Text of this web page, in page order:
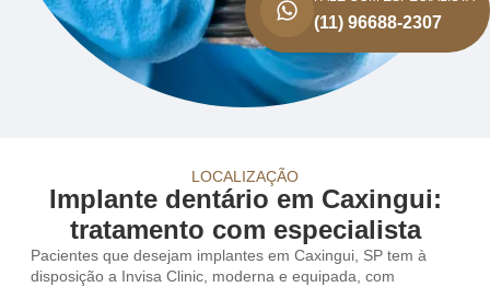
(11) 96688-2307
LOCALIZAÇÃO
Implante dentário em Caxingui:
tratamento com especialista
Pacientes que desejam implantes em Caxingui, SP tem à
disposição a Invisa Clinic, moderna e equipada, com